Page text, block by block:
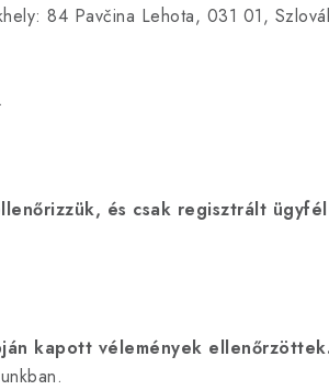
84 Pavčina Lehota, 031 01,
és csak regisztrált
kapott vélemények ellenőrzöttek.